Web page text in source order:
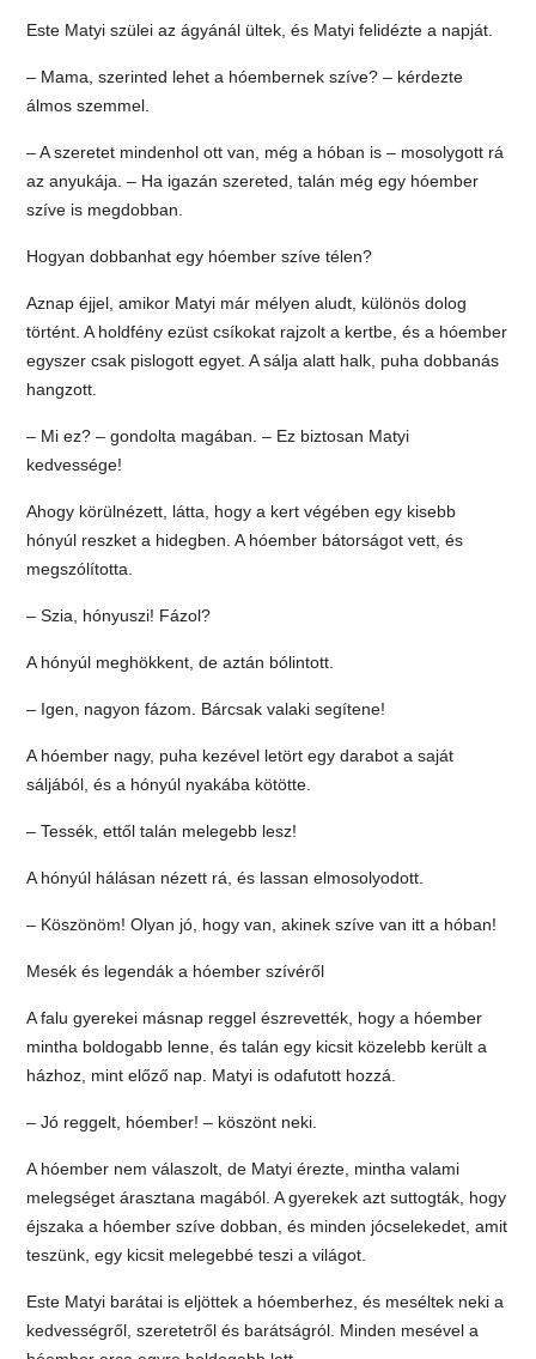
Este Matyi szülei az ágyánál ültek, és Matyi felidézte a napját.
– Mama, szerinted lehet a hóembernek szíve? – kérdezte
álmos szemmel.
– A szeretet mindenhol ott van, még a hóban is – mosolygott rá
az anyukája. – Ha igazán szereted, talán még egy hóember
szíve is megdobban.
Hogyan dobbanhat egy hóember szíve télen?
Aznap éjjel, amikor Matyi már mélyen aludt, különös dolog
történt. A holdfény ezüst csíkokat rajzolt a kertbe, és a hóember
egyszer csak pislogott egyet. A sálja alatt halk, puha dobbanás
hangzott.
– Mi ez? – gondolta magában. – Ez biztosan Matyi
kedvessége!
Ahogy körülnézett, látta, hogy a kert végében egy kisebb
hónyúl reszket a hidegben. A hóember bátorságot vett, és
megszólította.
– Szia, hónyuszi! Fázol?
A hónyúl meghökkent, de aztán bólintott.
– Igen, nagyon fázom. Bárcsak valaki segítene!
A hóember nagy, puha kezével letört egy darabot a saját
sáljából, és a hónyúl nyakába kötötte.
– Tessék, ettől talán melegebb lesz!
A hónyúl hálásan nézett rá, és lassan elmosolyodott.
– Köszönöm! Olyan jó, hogy van, akinek szíve van itt a hóban!
Mesék és legendák a hóember szívéről
A falu gyerekei másnap reggel észrevették, hogy a hóember
mintha boldogabb lenne, és talán egy kicsit közelebb került a
házhoz, mint előző nap. Matyi is odafutott hozzá.
– Jó reggelt, hóember! – köszönt neki.
A hóember nem válaszolt, de Matyi érezte, mintha valami
melegséget árasztana magából. A gyerekek azt suttogták, hogy
éjszaka a hóember szíve dobban, és minden jócselekedet, amit
teszünk, egy kicsit melegebbé teszi a világot.
Este Matyi barátai is eljöttek a hóemberhez, és meséltek neki a
kedvességről, szeretetről és barátságról. Minden mesével a